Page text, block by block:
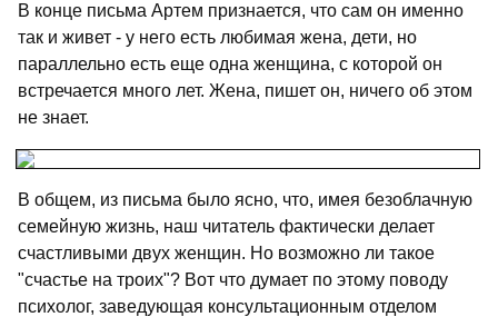
В конце письма Артем признается, что сам он именно
так и живет - у него есть любимая жена, дети, но
параллельно есть еще одна женщина, с которой он
встречается много лет. Жена, пишет он, ничего об этом
не знает.
В общем, из письма было ясно, что, имея безоблачную
семейную жизнь, наш читатель фактически делает
счастливыми двух женщин. Но возможно ли такое
"счастье на троих"? Вот что думает по этому поводу
психолог, заведующая консультационным отделом